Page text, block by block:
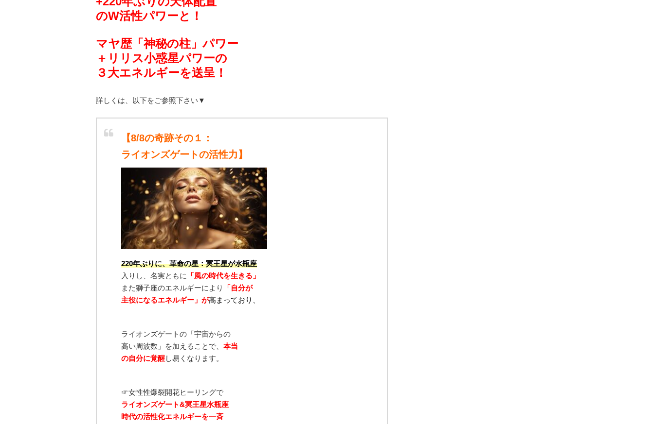
のW活性パワーと！
マヤ歴「神秘の柱」パワー
＋リリス小惑星パワーの
３大エネルギーを送呈！
詳しくは、以下をご参照下さい▼
【8/8の奇跡その１：
ライオンズゲートの活性力】
220年ぶりに、革命の星：冥王星が水瓶座
入りし、名実ともに
「風の時代を生きる」
また獅子座のエネルギーにより
「自分が
主役になるエネルギー」が高まっており、
ライオンズゲートの「宇宙からの
高い周波数」を加えることで、 本当
の自分に覚醒し易くなります。
☞女性性爆裂開花ヒーリングで
ライオンズゲート&冥王星水瓶座
時代の活性化エネルギーを一斉